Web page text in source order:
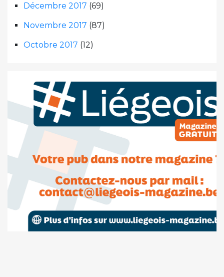
Décembre 2017 (69)
Novembre 2017 (87)
Octobre 2017 (12)